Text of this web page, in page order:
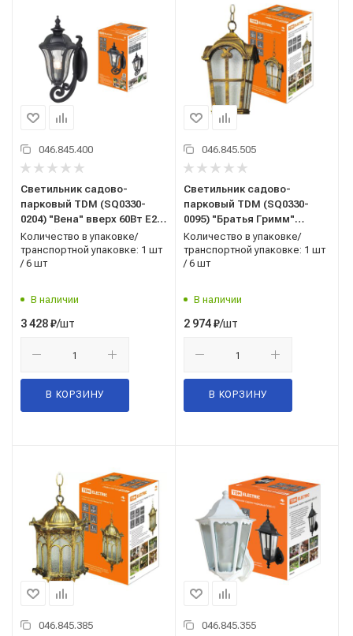
046.845.400
Светильник садово-
парковый TDM (SQ0330-
0204) "Вена" вверх 60Вт E27
черный
Количество в упаковке/
транспортной упаковке: 1 шт
/ 6 шт
В наличии
3 428₽/шт
В КОРЗИНУ
046.845.505
Светильник садово-
парковый TDM (SQ0330-
0095) "Братья Гримм"
подвесной 100Вт E27
бронза
Количество в упаковке/
транспортной упаковке: 1 шт
/ 6 шт
В наличии
2 974₽/шт
В КОРЗИНУ
046.845.385 046.845.355